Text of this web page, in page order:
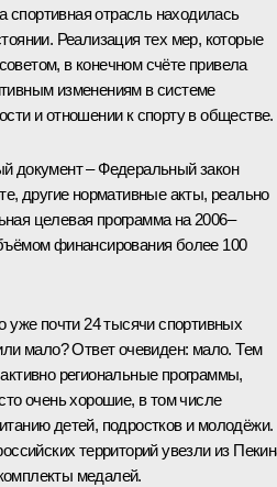
спортивная отрасль находилась
Реализация тех мер, которые
в конечном счёте привела
изменениям в системе
и отношении к спорту в обществе.
документ – Федеральный закон
другие нормативные акты, реально
целевая программа на 2006–
финансирования более 100
уже почти 24 тысячи спортивных
мало? Ответ очевиден: мало. Тем
региональные программы,
очень хорошие, в том числе
детей, подростков и молодёжи.
территорий увезли из
медалей.